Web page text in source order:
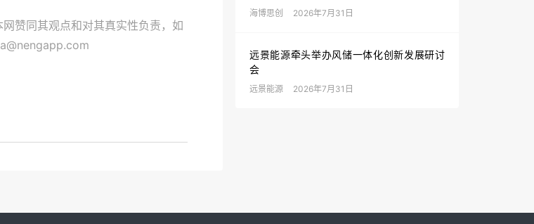
海博思创 2026年7月31日
远景能源牵头举办风储一体化创新发展研讨
会
远景能源 2026年7月31日
赞同其观点和对其真实性负责，如